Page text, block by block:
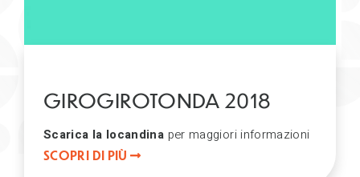
GIROGIROTONDA 2018
Scarica la locandina per maggiori informazioni
SCOPRI DI PIÙ